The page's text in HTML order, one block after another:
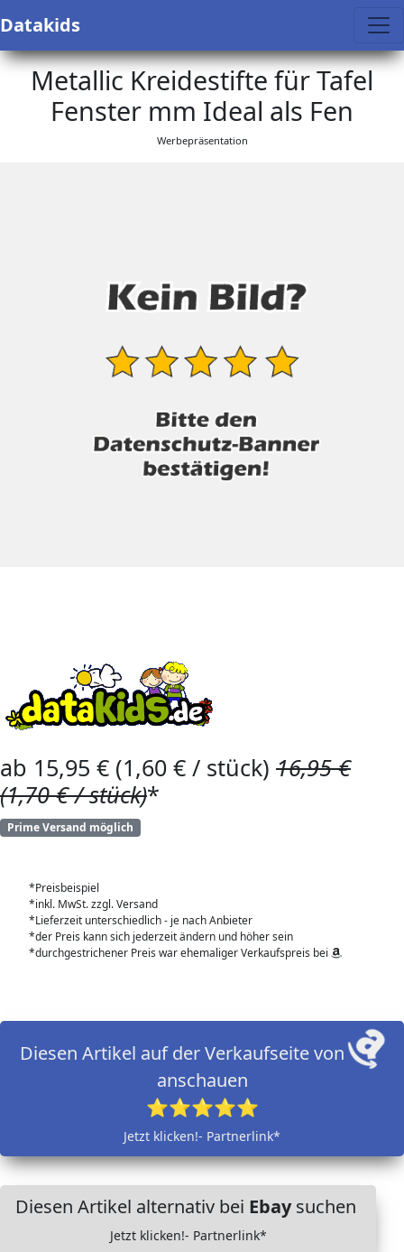
Datakids
Metallic Kreidestifte für Tafel
Fenster mm Ideal als Fen
Werbepräsentation
ab 15,95 € (1,60 € / stück) 16,95 €
(1,70 € / stück)*
Prime Versand möglich
*Preisbeispiel
*inkl. MwSt. zzgl. Versand
*Lieferzeit unterschiedlich - je nach Anbieter
*der Preis kann sich jederzeit ändern und höher sein
*durchgestrichener Preis war ehemaliger Verkaufspreis bei
Diesen Artikel auf der Verkaufseite von
anschauen
⭐⭐⭐⭐⭐
Jetzt klicken!- Partnerlink*
Diesen Artikel alternativ bei Ebaysuchen
Jetzt klicken!- Partnerlink*